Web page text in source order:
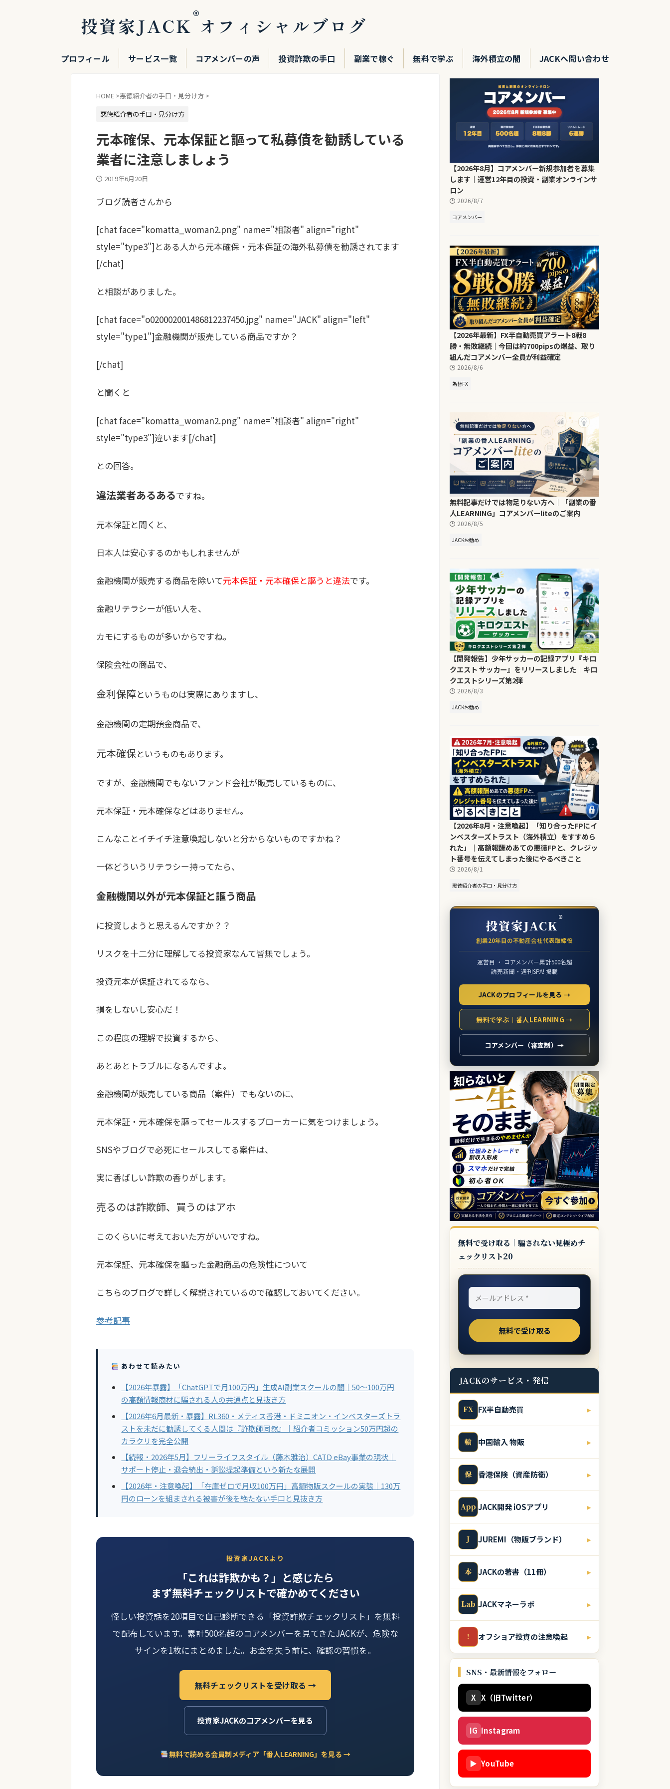
投資家JACK®オフィシャルブログ
プロフィール サービス一覧 コアメンバーの声 投資詐欺の手口 副業で稼ぐ 無料で学ぶ 海外積立の闇 JACKへ問い合わせ
HOME >悪徳紹介者の手口・見分け方 >
悪徳紹介者の手口・見分け方
元本確保、元本保証と謳って私募債を勧誘している
業者に注意しましょう
2019年6月20日
ブログ読者さんから
[chat face="komatta_woman2.png" name="相談者" align="right"
style="type3"]とある人から元本確保・元本保証の海外私募債を勧誘されてます
[/chat]
と相談がありました。
[chat face="o020002001486812237450.jpg" name="JACK" align="left"
style="type1"]金融機関が販売している商品ですか？
[/chat]
と聞くと
[chat face="komatta_woman2.png" name="相談者" align="right"
style="type3"]違います[/chat]
との回答。
違法業者あるあるですね。
元本保証と聞くと、
日本人は安心するのかもしれませんが
金融機関が販売する商品を除いて元本保証・元本確保と謳うと違法です。
金融リテラシーが低い人を、
カモにするものが多いからですね。
保険会社の商品で、
金利保障というものは実際にありますし、
金融機関の定期預金商品で、
元本確保というものもあります。
ですが、金融機関でもないファンド会社が販売しているものに、
元本保証・元本確保などはありません。
こんなことイチイチ注意喚起しないと分からないものですかね？
一体どういうリテラシー持ってたら、
金融機関以外が元本保証と謳う商品
に投資しようと思えるんですか？？
リスクを十二分に理解してる投資家なんて皆無でしょう。
投資元本が保証されてるなら、
損をしないし安心だ！
この程度の理解で投資するから、
あとあとトラブルになるんですよ。
金融機関が販売している商品（案件）でもないのに、
元本保証・元本確保を謳ってセールスするブローカーに気をつけましょう。
SNSやブログで必死にセールスしてる案件は、
実に香ばしい詐欺の香りがします。
売るのは詐欺師、買うのはアホ
このくらいに考えておいた方がいいですね。
元本保証、元本確保を謳った金融商品の危険性について
こちらのブログで詳しく解説されているので確認しておいてください。
参考記事
あわせて読みたい
【2026年暴露】「ChatGPTで月100万円」生成AI副業スクールの闇｜50〜100万円
の高額情報商材に騙される人の共通点と見抜き方
【2026年6月最新・暴露】RL360・メティス香港・ドミニオン・インベスターズトラ
ストを未だに勧誘してくる人間は『詐欺師同然』｜紹介者コミッション50万円超の
カラクリを完全公開
【続報・2026年5月】フリーライフスタイル（藤木雅治）CATD eBay事業の現状｜
サポート停止・退会続出・訴訟提起準備という新たな展開
【2026年・注意喚起】「在庫ゼロで月収100万円」高額物販スクールの実態｜130万
円のローンを組まされる被害が後を絶たない手口と見抜き方
投資家JACKより
「これは詐欺かも？」と感じたら
まず無料チェックリストで確かめてください
怪しい投資話を20項目で自己診断できる「投資詐欺チェックリスト」を無料
で配布しています。累計500名超のコアメンバーを見てきたJACKが、危険な
サインを1枚にまとめました。お金を失う前に、確認の習慣を。
無料チェックリストを受け取る →
投資家JACKのコアメンバーを見る
無料で読める会員制メディア「番人LEARNING」を見る →
【2026年8月】コアメンバー新規参加者を募集
します｜運営12年目の投資・副業オンラインサ
ロン
2026/8/7
コアメンバー
【2026年最新】FX半自動売買アラート8戦8
勝・無敗継続｜今回は約700pipsの爆益、取り
組んだコアメンバー全員が利益確定
2026/8/6
為替FX
無料記事だけでは物足りない方へ｜「副業の番
人LEARNING」コアメンバーliteのご案内
2026/8/5
JACKお勧め
【開発報告】少年サッカーの記録アプリ『キロ
クエスト サッカー』をリリースしました｜キロ
クエストシリーズ第2弾
2026/8/3
JACKお勧め
【2026年8月・注意喚起】「知り合ったFPにイ
ンベスターズトラスト（海外積立）をすすめら
れた」｜高額報酬めあての悪徳FPと、クレジッ
ト番号を伝えてしまった後にやるべきこと
2026/8/1
悪徳紹介者の手口・見分け方
投資家JACK®
創業20年目の不動産会社代表取締役
運営目 ・ コアメンバー累計500名超
読売新聞・週刊SPA! 掲載
JACKのプロフィールを見る →
無料で学ぶ｜番人LEARNING →
コアメンバー（審査制）→
無料で受け取る｜騙されない見極めチ
ェックリスト20
JACKのサービス・発信
FX FX半自動売買 ▸
輸 中国輸入 物販 ▸
保 香港保険（資産防衛） ▸
App JACK開発 iOSアプリ ▸
J JUREMI（物販ブランド） ▸
本 JACKの著書（11冊） ▸
Lab JACKマネーラボ ▸
! オフショア投資の注意喚起 ▸
SNS・最新情報をフォロー
X X（旧Twitter）
IG Instagram
▶ YouTube